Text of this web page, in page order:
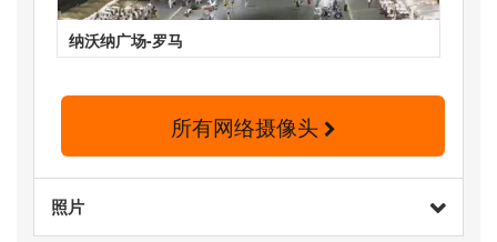
纳沃纳广场-罗马
所有网络摄像头
照片